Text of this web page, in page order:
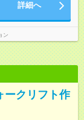
詳細へ
ン
ークリフト作